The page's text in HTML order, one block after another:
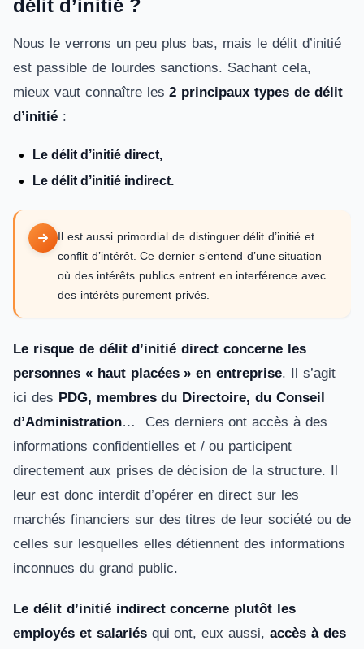
délit d’initié ?
Nous le verrons un peu plus bas, mais le délit d’initié
est passible de lourdes sanctions. Sachant cela,
mieux vaut connaître les2 principaux types de délit
d’initié :
Le délit d’initié direct,
Le délit d’initié indirect.
Il est aussi primordial de distinguer délit d’initié et
conflit d’intérêt. Ce dernier s’entend d’une situation
où des intérêts publics entrent en interférence avec
des intérêts purement privés.
Le risque de délit d’initié direct concerne les
personnes « haut placées » en entreprise. Il s’agit
ici des PDG, membres du Directoire, du Conseil
d’Administration… Ces derniers ont accès à des
informations confidentielles et / ou participent
directement aux prises de décision de la structure. Il
leur est donc interdit d’opérer en direct sur les
marchés financiers sur des titres de leur société ou de
celles sur lesquelles elles détiennent des informations
inconnues du grand public.
Le délit d’initié indirect concerne plutôt les
employés et salariésqui ont, eux aussi, accès à des